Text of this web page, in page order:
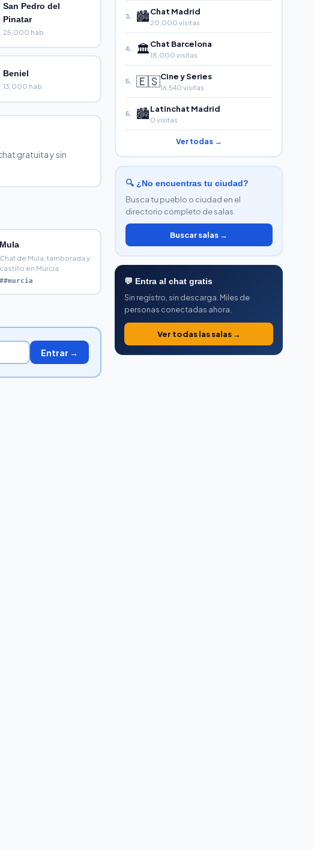
San Pedro del
Pinatar
25,000 hab.
Beniel
13,000 hab.
gratuita y sin
Mula
Chat de Mula, tamborada y
castillo en Murcia
##murcia
Entrar →
3. 🏙️Chat Madrid
20,000 visitas
4. 🏛️Chat Barcelona
18,000 visitas
5. 🇪🇸Cine y Series
16,540 visitas
6. 🏙️Latinchat Madrid
0 visitas
Ver todas →
🔍 ¿No encuentras tu ciudad?
Busca tu pueblo o ciudad en el
directorio completo de salas.
Buscar salas →
💬 Entra al chat gratis
Sin registro, sin descarga. Miles de
personas conectadas ahora.
Ver todas las salas →